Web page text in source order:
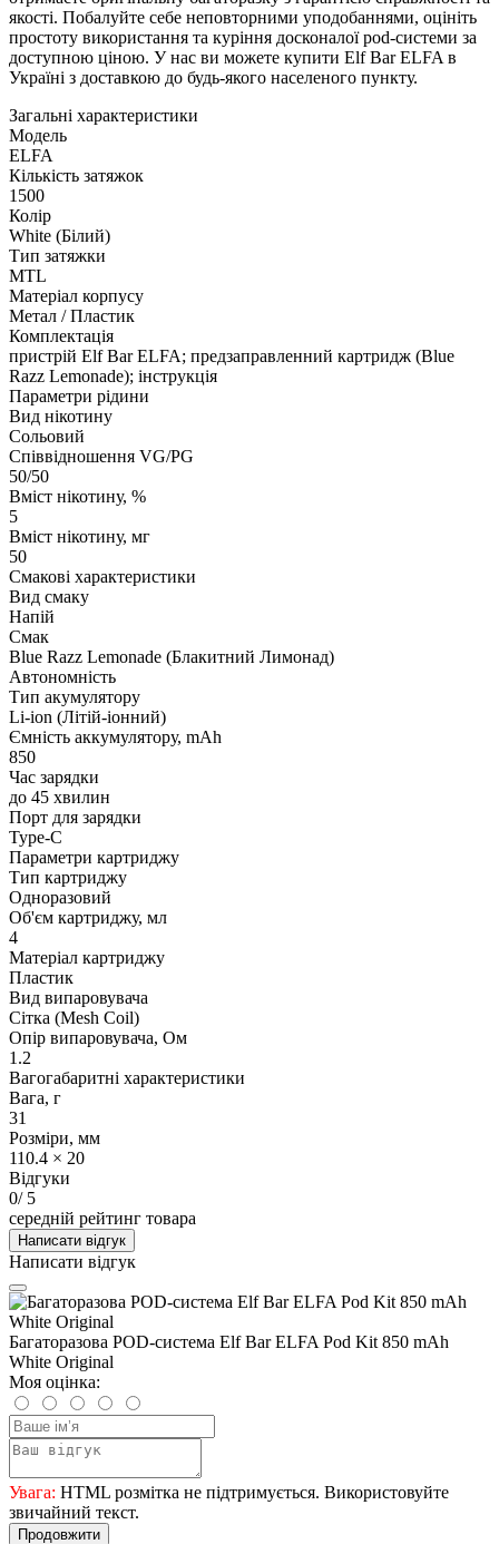
якості. Побалуйте себе неповторними уподобаннями, оцініть
простоту використання та куріння досконалої pod-системи за
доступною ціною. У нас ви можете купити Elf Bar ELFA в
Україні з доставкою до будь-якого населеного пункту.
Загальні характеристики
Модель
ELFA
Кількість затяжок
1500
Колір
White (Білий)
Тип затяжки
MTL
Матеріал корпусу
Метал / Пластик
Комплектація
пристрій Elf Bar ELFA; предзаправленний картридж (Blue
Razz Lemonade); інструкція
Параметри рідини
Вид нікотину
Сольовий
Співвідношення VG/PG
50/50
Вміст нікотину, %
5
Вміст нікотину, мг
50
Смакові характеристики
Вид смаку
Напій
Смак
Blue Razz Lemonade (Блакитний Лимонад)
Автономність
Тип акумулятору
Li-ion (Літій-іонний)
Ємність аккумулятору, mAh
850
Час зарядки
до 45 хвилин
Порт для зарядки
Type-C
Параметри картриджу
Тип картриджу
Одноразовий
Об'єм картриджу, мл
4
Матеріал картриджу
Пластик
Вид випаровувача
Сітка (Mesh Coil)
Опір випаровувача, Ом
1.2
Вагогабаритні характеристики
Вага, г
31
Розміри, мм
110.4 × 20
Відгуки
0/ 5
середній рейтинг товара
Написати відгук
Написати відгук
Багаторазова POD-система Elf Bar ELFA Pod Kit 850 mAh
White Original
Моя оцінка:
Увага: HTML розмітка не підтримується. Використовуйте
звичайний текст.
Продовжити